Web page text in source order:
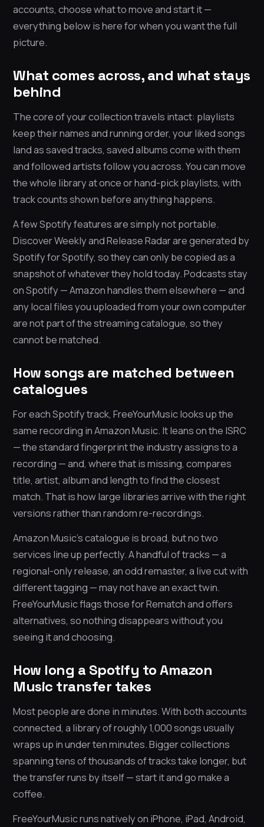
accounts, choose what to move and start it —
everything below is here for when you want the full
picture.
What comes across, and what stays
behind
The core of your collection travels intact: playlists
keep their names and running order, your liked songs
land as saved tracks, saved albums come with them
and followed artists follow you across. You can move
the whole library at once or hand-pick playlists, with
track counts shown before anything happens.
A few Spotify features are simply not portable.
Discover Weekly and Release Radar are generated by
Spotify for Spotify, so they can only be copied as a
snapshot of whatever they hold today. Podcasts stay
on Spotify — Amazon handles them elsewhere — and
any local files you uploaded from your own computer
are not part of the streaming catalogue, so they
cannot be matched.
How songs are matched between
catalogues
For each Spotify track, FreeYourMusic looks up the
same recording in Amazon Music. It leans on the ISRC
— the standard fingerprint the industry assigns to a
recording — and, where that is missing, compares
title, artist, album and length to find the closest
match. That is how large libraries arrive with the right
versions rather than random re-recordings.
Amazon Music’s catalogue is broad, but no two
services line up perfectly. A handful of tracks — a
regional-only release, an odd remaster, a live cut with
different tagging — may not have an exact twin.
FreeYourMusic flags those for Rematch and offers
alternatives, so nothing disappears without you
seeing it and choosing.
How long a Spotify to Amazon
Music transfer takes
Most people are done in minutes. With both accounts
connected, a library of roughly 1,000 songs usually
wraps up in under ten minutes. Bigger collections
spanning tens of thousands of tracks take longer, but
the transfer runs by itself — start it and go make a
coffee.
FreeYourMusic runs natively on iPhone, iPad, Android,